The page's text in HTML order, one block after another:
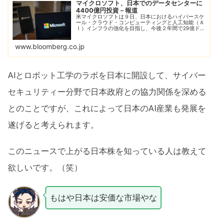
マイクロソフト、日本でのデータセンターに
4400億円投資－報道
米マイクロソフトは９日、日本におけるハイパースケ
ール・クラウド・コンピューティングと人工知能（Ａ
Ｉ）インフラの強化を目指し、今後２年間で29億ド
www.bloomberg.co.jp
AIとロボット工学のラボを日本に開設して、サイバー
セキュリティー分野で日本政府との協力関係を深める
とのことですが、これによって日本のAI産業も発展を
遂げると考えられます。
このニュースで上がる日本株を知っている人は教えて
欲しいです。（笑）
もはや日本は安価な市場やな